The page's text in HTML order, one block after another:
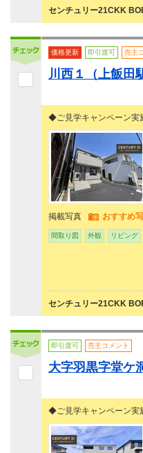
センチュリー21CKK
価格更新 即引渡可 売主
川西１（上飯田
◆ご見学キャンペーン実
掲載写真 おすすめ
間取り図 外観 リビング
センチュリー21CKK
即引渡可 売主コメント
大字羽黒字堂ケ
◆ご見学キャンペーン実